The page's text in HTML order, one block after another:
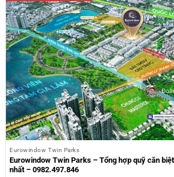
Eurowindow Twin Parks
Eurowindow Twin Parks – Tổng hợp quỹ căn
nhất – 0982.497.846